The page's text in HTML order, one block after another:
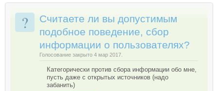
?
Считаете ли вы допустимым
подобное поведение, сбор
информации о пользователях?
Голосование закрыто 4 мар 2017.
Категорически против сбора информации обо мне,
пусть даже с открытых источников (надо
забанить)